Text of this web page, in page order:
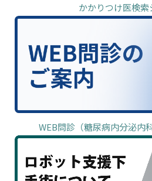
かかりつけ医検索
WEB問診（糖尿病内分泌内